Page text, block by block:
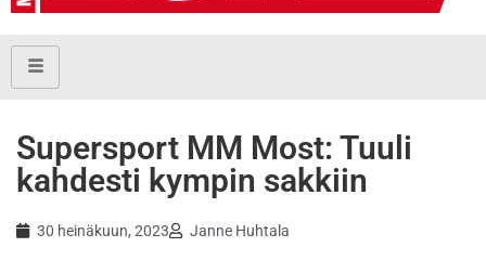
Supersport MM Most: Tuuli
kahdesti kympin sakkiin
30 heinäkuun, 2023 Janne Huhtala